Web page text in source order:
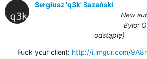
Sergiusz 'q3k' Bazański
New
Było:
odstąpię)
Fuck your client: http://i.imgur.com/